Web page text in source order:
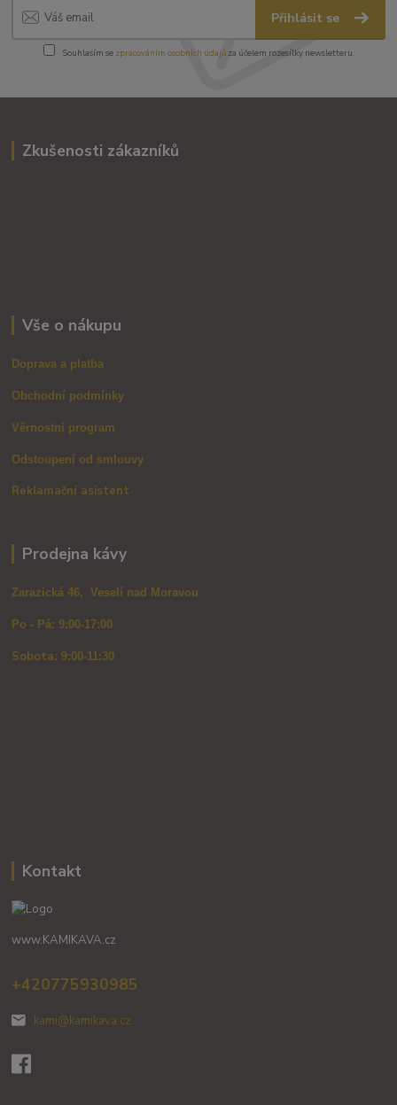
Přihlásit se
Souhlasím se zpracováním osobních údajůza účelem rozesílky newsletteru.
Zkušenosti zákazníků
Vše o nákupu
Doprava a platba
Obchodní podmínky
Věrnostní program
Odstoupení od smlouvy
Reklamační asistent
Prodejna kávy
Zarazická 46, Veselí nad Moravou
Po - Pá: 9:00-17:00
Sobota: 9:00-11:30
Kontakt
www.KAMIKAVA.cz
+420775930985
kami@kamikava.cz